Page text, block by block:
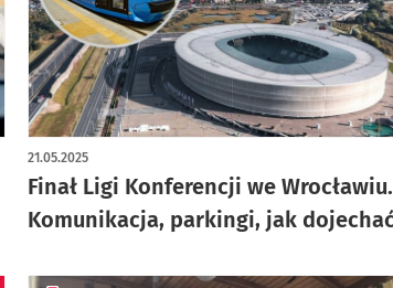
Finał Ligi Konferencji we Wrocławiu.
Komunikacja, parkingi, jak
21.05.2025
artykuł z galerią zdjęć